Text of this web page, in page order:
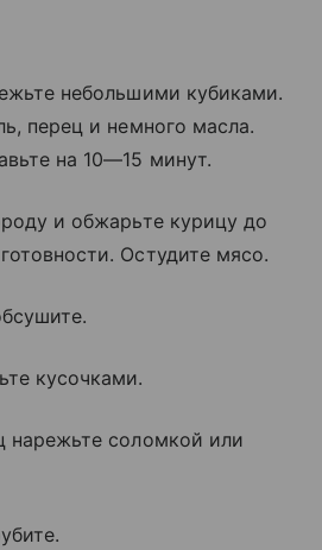
небольшими кубиками.
перец и немного масла.
на 10—15 минут.
и обжарьте курицу до
Остудите мясо.
кусочками.
нарежьте соломкой или